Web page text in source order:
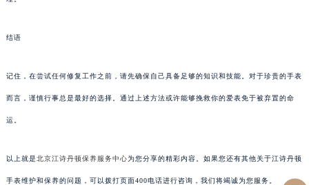
结语
记住，在尝试任何修复工作之前，请先确保自己具备足够的知识和技能。对于珍贵的手表
而言，谨慎行事总是最好的选择。通过上述方法或许能够挽救你的爱表免于被弃置的命
运。
以上就是北京江诗丹顿保养服务中心为您分享的精彩内容。如果您还有其他关于江诗丹顿
手表维护和保养的问题，可以拨打页面400电话进行咨询，我们将竭诚为您服务。